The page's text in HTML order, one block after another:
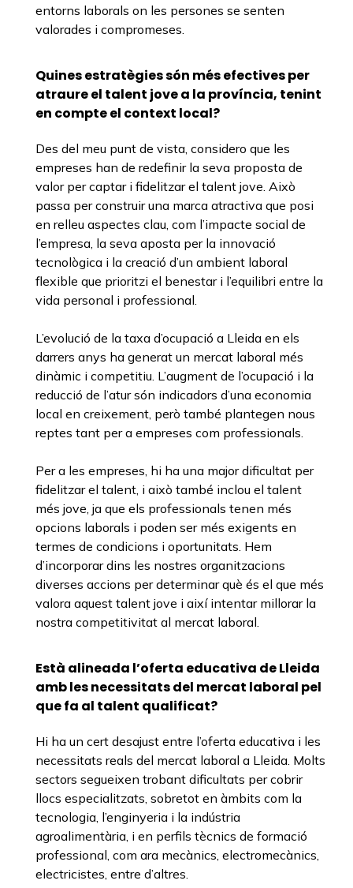
entorns laborals on les persones se senten
valorades i compromeses.
Quines estratègies són més efectives per
atraure el talent jove a la província, tenint
en compte el context local?
Des del meu punt de vista, considero que les
empreses han de redefinir la seva proposta de
valor per captar i fidelitzar el talent jove. Això
passa per construir una marca atractiva que posi
en relleu aspectes clau, com l’impacte social de
l’empresa, la seva aposta per la innovació
tecnològica i la creació d’un ambient laboral
flexible que prioritzi el benestar i l’equilibri entre la
vida personal i professional.
L’evolució de la taxa d’ocupació a Lleida en els
darrers anys ha generat un mercat laboral més
dinàmic i competitiu. L’augment de l’ocupació i la
reducció de l’atur són indicadors d’una economia
local en creixement, però també plantegen nous
reptes tant per a empreses com professionals.
Per a les empreses, hi ha una major dificultat per
fidelitzar el talent, i això també inclou el talent
més jove, ja que els professionals tenen més
opcions laborals i poden ser més exigents en
termes de condicions i oportunitats. Hem
d’incorporar dins les nostres organitzacions
diverses accions per determinar què és el que més
valora aquest talent jove i així intentar millorar la
nostra competitivitat al mercat laboral.
Està alineada l’oferta educativa de Lleida
amb les necessitats del mercat laboral pel
que fa al talent qualificat?
Hi ha un cert desajust entre l’oferta educativa i les
necessitats reals del mercat laboral a Lleida. Molts
sectors segueixen trobant dificultats per cobrir
llocs especialitzats, sobretot en àmbits com la
tecnologia, l’enginyeria i la indústria
agroalimentària, i en perfils tècnics de formació
professional, com ara mecànics, electromecànics,
electricistes, entre d’altres.